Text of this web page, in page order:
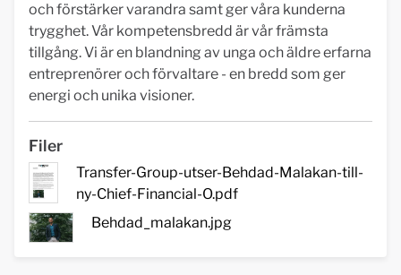
och förstärker varandra samt ger våra kunderna
trygghet. Vår kompetensbredd är vår främsta
tillgång. Vi är en blandning av unga och äldre erfarna
entreprenörer och förvaltare - en bredd som ger
energi och unika visioner.
Filer
Transfer-Group-utser-Behdad-Malakan-till-
ny-Chief-Financial-O.pdf
Behdad_malakan.jpg